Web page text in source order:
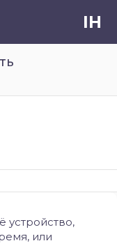
IH
устройство,
или